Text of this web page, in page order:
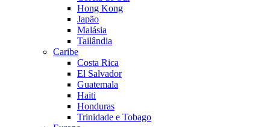
Hong Kong
Japão
Malásia
Tailândia
Caribe
Costa Rica
El Salvador
Guatemala
Haiti
Honduras
Trinidade e Tobago